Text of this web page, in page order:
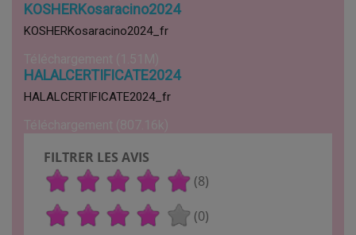
KOSHERKosaracino2024
KOSHERKosaracino2024_fr
HALALCERTIFICATE2024
HALALCERTIFICATE2024_fr
FILTRER LES AVIS
(8)
(0)